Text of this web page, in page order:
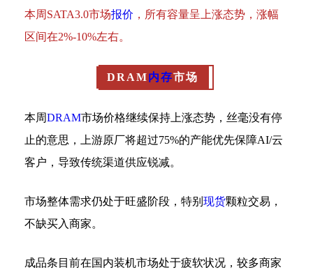
本周SATA3.0市场报价 ，所有容量呈上涨态势，涨幅
区间在2%-10%左右。
DRAM内存市场
本周DRAM市场价格继续保持上涨态势，丝毫没有停
止的意思，上游原厂将超过75%的产能优先保障AI/云
客户，导致传统渠道供应锐减。
市场整体需求仍处于旺盛阶段，特别现货颗粒交易，
不缺买入商家。
成品条目前在国内装机市场处于疲软状况，较多商家